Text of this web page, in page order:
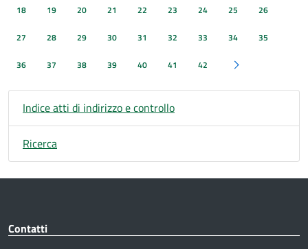
18 19 20 21 22 23 24 25 26
27 28 29 30 31 32 33 34 35
36 37 38 39 40 41 42 Pagina successiva
Indice atti di indirizzo e controllo
Ricerca
Contatti